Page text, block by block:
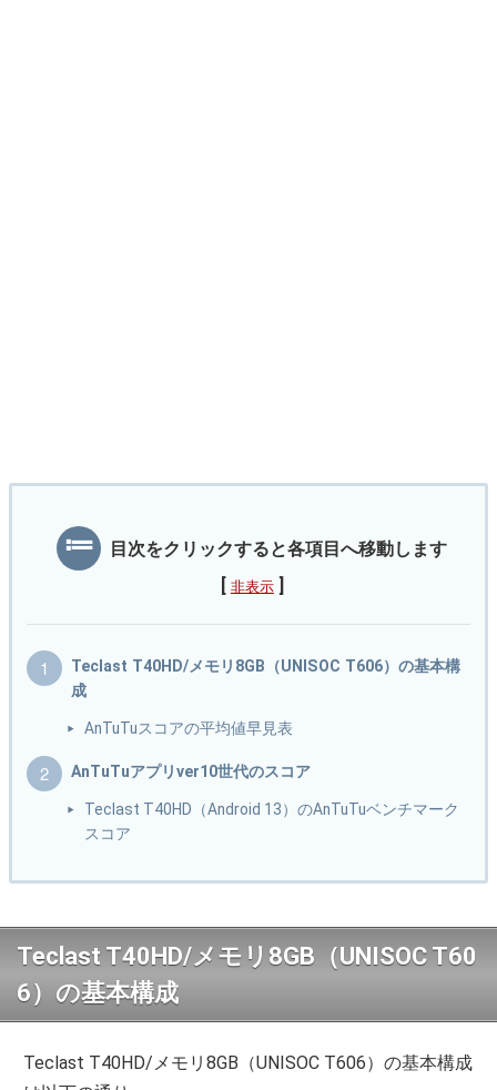
目次をクリックすると各項目へ移動します
非表示
Teclast T40HD/メモリ8GB（UNISOC T606）の基本構
成
AnTuTuスコアの平均値早見表
AnTuTuアプリver10世代のスコア
Teclast T40HD（Android 13）のAnTuTuベンチマーク
スコア
Teclast T40HD/メモリ8GB（UNISOC T60
6）の基本構成
Teclast T40HD/メモリ8GB（UNISOC T606）の基本構成